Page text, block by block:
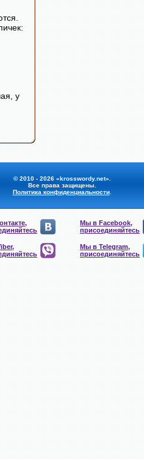
у
© 2010 - 2026 «krosswordy.net».
Все права защищены.
Политика конфиденциальности.
Мы в Facebook,
присоединяйтесь
Мы в Telegram,
присоединяйтесь